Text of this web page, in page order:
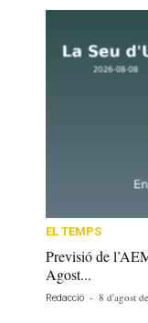
EL TEMPS
Previsió de
Agost...
Redacció - 8 d'agost